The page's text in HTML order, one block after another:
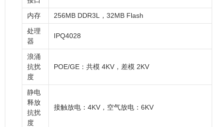
内存
256MB DDR3L，32MB Flash
处理
器
IPQ4028
浪涌
抗扰
度
POE/GE：共模 4KV，差模 2KV
静电
释放
抗扰
度
接触放电：4KV，空气放电：6KV